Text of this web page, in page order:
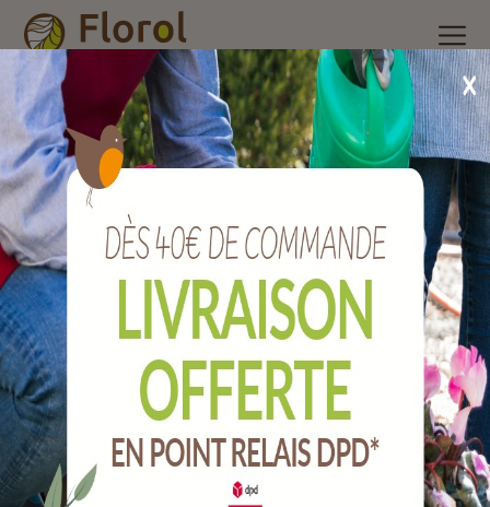
Accueil Nos produits /Quincaillerie/ Paumelle à souder lg
200 mm
Paumelle à souder Lg 200 mm
Ref :
QPPAS200
Marque :
SOERGEN Distribution